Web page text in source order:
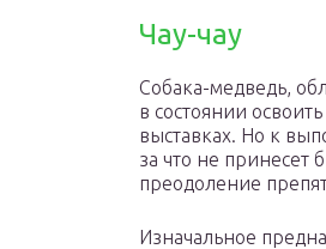
Чау-чау
Собака-медведь,
в состоянии
выставках. Но к
за что не принесет
преодоление
Изначальное